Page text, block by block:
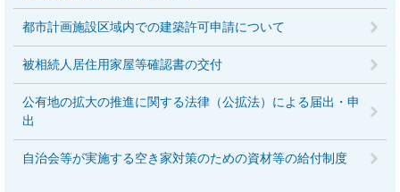
都市計画施設区域内での建築許可申請について
被相続人居住用家屋等確認書の交付
公有地の拡大の推進に関する法律（公拡法）による届出・申
出
自治会等が実施する空き家対策のための資材等の給付制度